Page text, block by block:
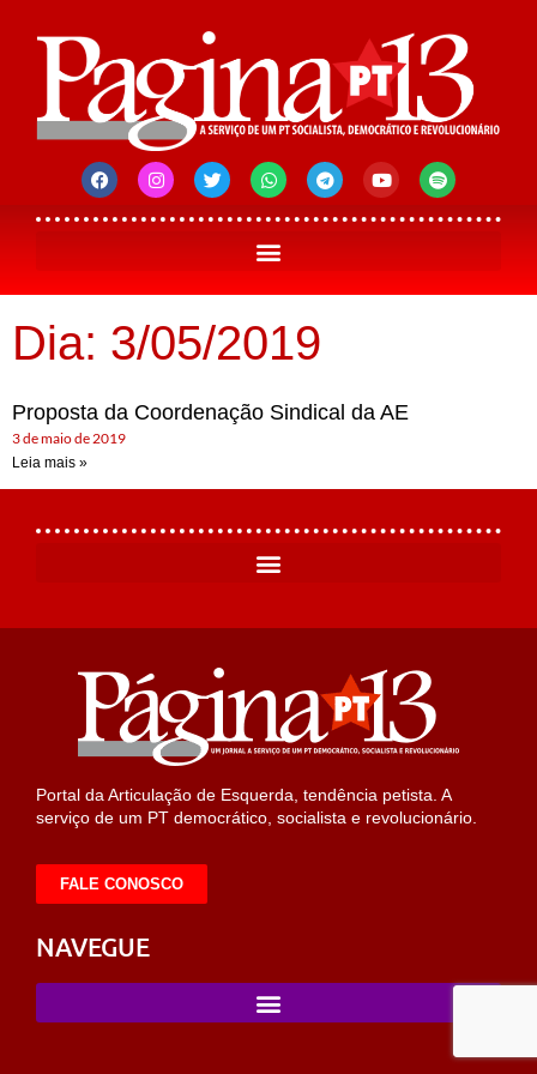
Dia: 3/05/2019
Proposta da Coordenação Sindical da AE
3 de maio de 2019
Leia mais »
Portal da Articulação de Esquerda, tendência petista. A
serviço de um PT democrático, socialista e revolucionário.
FALE CONOSCO
NAVEGUE